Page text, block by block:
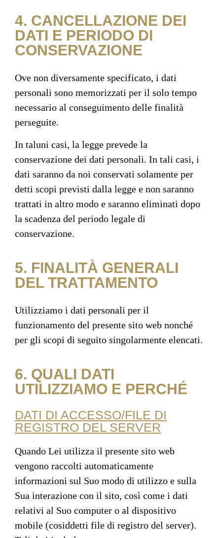
4. CANCELLAZIONE DEI
DATI E PERIODO DI
CONSERVAZIONE
Ove non diversamente specificato, i dati
personali sono memorizzati per il solo tempo
necessario al conseguimento delle finalità
perseguite.
In taluni casi, la legge prevede la
conservazione dei dati personali. In tali casi, i
dati saranno da noi conservati solamente per
detti scopi previsti dalla legge e non saranno
trattati in altro modo e saranno eliminati dopo
la scadenza del periodo legale di
conservazione.
5. FINALITÀ GENERALI
DEL TRATTAMENTO
Utilizziamo i dati personali per il
funzionamento del presente sito web nonché
per gli scopi di seguito singolarmente elencati.
6. QUALI DATI
UTILIZZIAMO E PERCHÉ
DATI DI ACCESSO/FILE DI
REGISTRO DEL SERVER
Quando Lei utilizza il presente sito web
vengono raccolti automaticamente
informazioni sul Suo modo di utilizzo e sulla
Sua interazione con il sito, così come i dati
relativi al Suo computer o al dispositivo
mobile (cosiddetti file di registro del server).